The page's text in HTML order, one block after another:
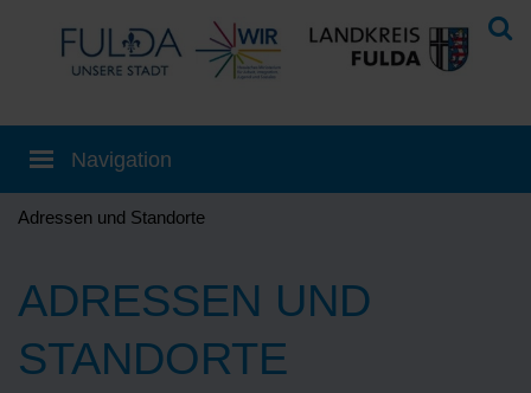
Adressen und Standorte
ADRESSEN UND
STANDORTE